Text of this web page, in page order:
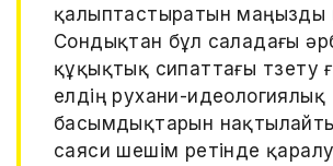
қалыптастыратын маңызды
Сондықтан бұл саладағы
құқықтық сипаттағы түзету
елдің рухани-идеологиялық
басымдықтарын
саяси шешім ретінде